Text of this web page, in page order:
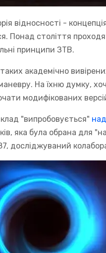
відносності -
Понад століття
принципи ЗТВ.
академічно
На їхню думку,
модифікованих
"випробовується"
яка була обрана для
досліджуваний